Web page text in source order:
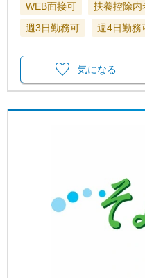
WEB面接可 扶養控除内
週3日勤務可
週4日勤務
気になる